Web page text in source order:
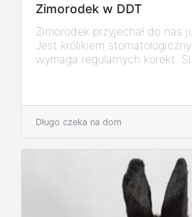
Zimorodek w DDT
Zimorodek przyjechał do nas
Jest królikiem
wymaga regularnych korekt.
Długo czeka na dom